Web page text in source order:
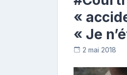
«
« Je
2 mai 2018